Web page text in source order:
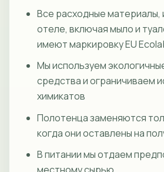
Все расходные материалы,
отеле, включая мыло и
имеют маркировку EU
Мы используем
средства и ограничиваем
химикатов
Полотенца заменяются
когда они оставлены на
В питании мы отдаем